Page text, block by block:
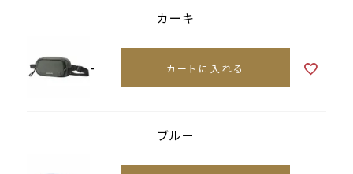
カーキ
- カートに入れる
ブルー